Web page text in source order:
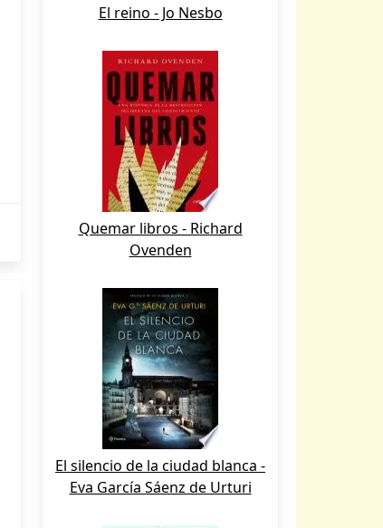
El reino - Jo Nesbo
Quemar libros - Richard
Ovenden
El silencio de la ciudad blanca -
Eva García Sáenz de Urturi